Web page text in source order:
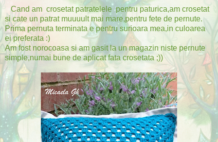
Cand am crosetat patratelele pentru paturica,am crosetat
si cate un patrat muuuult mai mare,pentru fete de pernute.
Prima pernuta terminata e pentru surioara mea,in culoarea
ei preferata :)
Am fost norocoasa si am gasit la un magazin niste pernute
simple,numai bune de aplicat fata crosetata ;))